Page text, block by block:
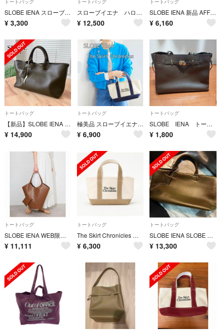
SLOBE IENA スローブイエナ トートバッグ ベージュ 【古着】【中古】【送料無料】
¥ 3,300
スローブイエナ ハローキティ トートバッグ カーキ
¥ 12,500
SLOBE IENA 新品 AFFRANCE トートバッグ 定価8500円 トートバッグ ベージュ レディース スローブイエナ【中古】6-0509G∞
¥ 6,160
トートバッグ
【新品】SLOBE IENA レザートートバッグ カーキ
¥ 14,900
トートバッグ
極美品 スローブイエナ スカートクロニクルズ コラボ キャンバストートバッグ
¥ 6,900
トートバッグ
SLOBE IENA トートバッグ
¥ 1,800
トートバッグ
SLOBE IENA WEB限定 ラウンドビッグトート キャメル 焦茶 茶色
¥ 11,111
トートバッグ
The Skirt Chronicles キャンバスミニトートバッグ
¥ 6,300
トートバッグ
SLOBE IENA SLOBE レザートートバッグ カーキ
¥ 13,300